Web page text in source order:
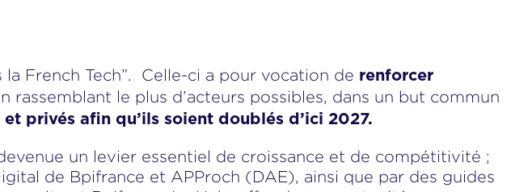
la French Tech”. Celle-ci a pour vocation de renforcer
rassemblant le plus d’acteurs possibles, dans un but commun
privés afin qu’ils soient doublés d’ici 2027.
un levier essentiel de croissance et de compétitivité ;
de Bpifrance et APProch (DAE), ainsi que par des guides